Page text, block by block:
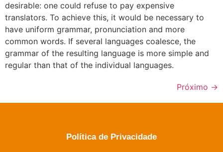
desirable: one could refuse to pay expensive
translators. To achieve this, it would be necessary to
have uniform grammar, pronunciation and more
common words. If several languages coalesce, the
grammar of the resulting language is more simple and
regular than that of the individual languages.
Próximo →
Política de Privacidade